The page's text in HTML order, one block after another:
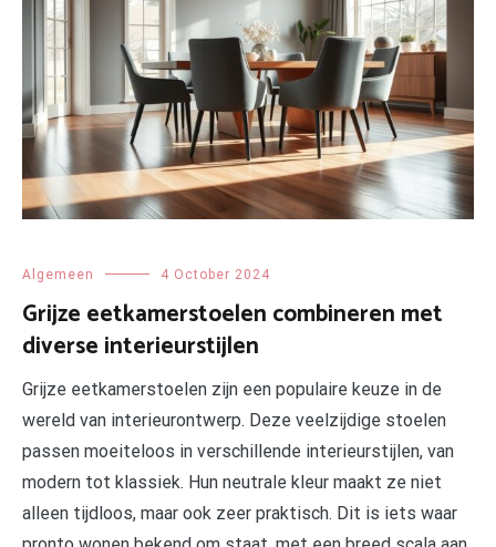
Algemeen 4 October 2024
Grijze eetkamerstoelen combineren met
diverse interieurstijlen
Grijze eetkamerstoelen zijn een populaire keuze in de
wereld van interieurontwerp. Deze veelzijdige stoelen
passen moeiteloos in verschillende interieurstijlen, van
modern tot klassiek. Hun neutrale kleur maakt ze niet
alleen tijdloos, maar ook zeer praktisch. Dit is iets waar